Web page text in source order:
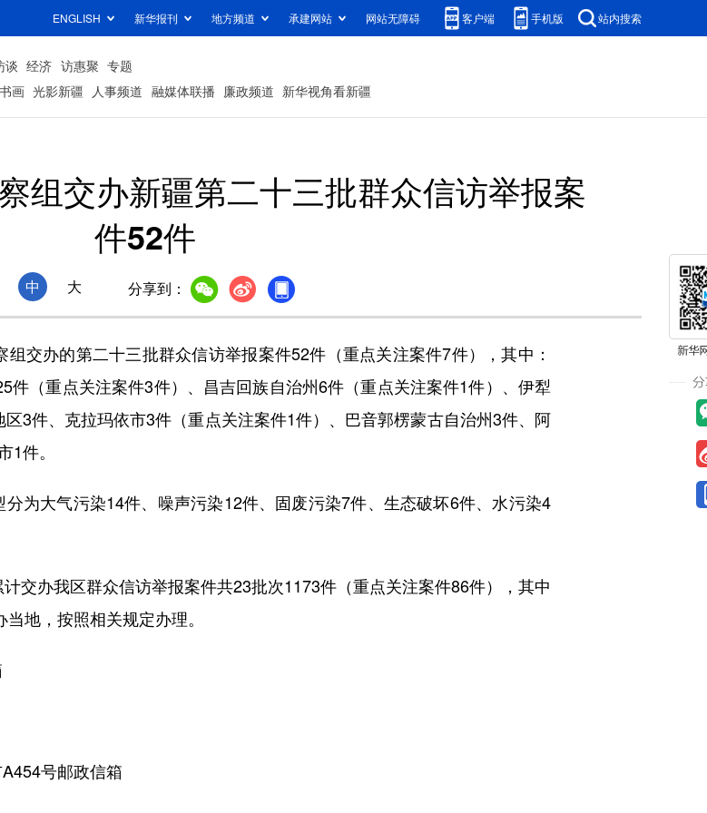
ENGLISH 新华报刊 地方频道 承建网站 网站无障碍 客户端 手机版 站内搜索
谈 经济 访惠聚 专题
画 光影新疆 人事频道 融媒体联播 廉政频道 新华视角看新疆
组交办新疆第二十三批群众信访举报案
件52件
中 大 分享到：
办的第二十三批群众信访举报案件52件（重点关注案件7件），其中：
（重点关注案件3件）、昌吉回族自治州6件（重点关注案件1件）、伊犁
3件、克拉玛依市3件（重点关注案件1件）、巴音郭楞蒙古自治州3件、阿
件。
大气污染14件、噪声污染12件、固废污染7件、生态破坏6件、水污染4
办我区群众信访举报案件共23批次1173件（重点关注案件86件），其中
地，按照相关规定办理。
号邮政信箱